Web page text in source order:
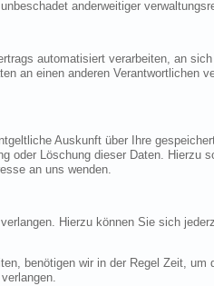
anderweitiger
automatisiert verarbeiten, an
an einen anderen Verantwortlichen
Auskunft über Ihre
oder Löschung dieser Daten. Hierzu
an uns wenden.
Hierzu können Sie sich
benötigen wir in der Regel Zeit,